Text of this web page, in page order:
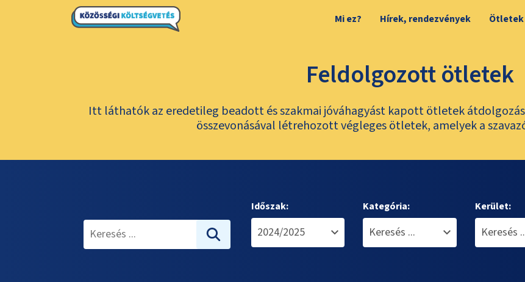
Mi ez? Hírek, rendezvények Ötletek
Feldolgozott ötletek
Itt láthatók az eredetileg beadott és szakmai jóváhagyást kapott ötletek
összevonásával létrehozott végleges ötletek, amelyek a
Időszak: Kategória: Kerület: